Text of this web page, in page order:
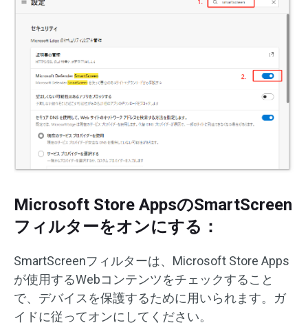
Microsoft Store AppsのSmartScreen
フィルターをオンにする：
SmartScreenフィルターは、Microsoft Store Apps
が使用するWebコンテンツをチェックすること
で、デバイスを保護するために用いられます。ガ
イドに従ってオンにしてください。